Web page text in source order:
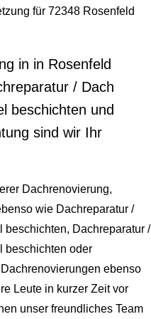
für 72348 Rosenfeld
in in Rosenfeld
/ Dach
beschichten und
sind wir Ihr
Dachrenovierung,
wie Dachreparatur /
beschichten, Dachreparatur /
beschichten oder
ebenso
Leute in kurzer Zeit vor
unser freundliches Team